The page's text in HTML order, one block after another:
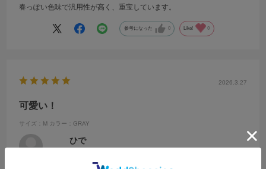
春っぽい色味で汎用性が高く、重宝しています。
参考になった 0 Like! 0
2026.3.27
可愛い！
サイズ：M カラー：GRAY
ひで
ふつう